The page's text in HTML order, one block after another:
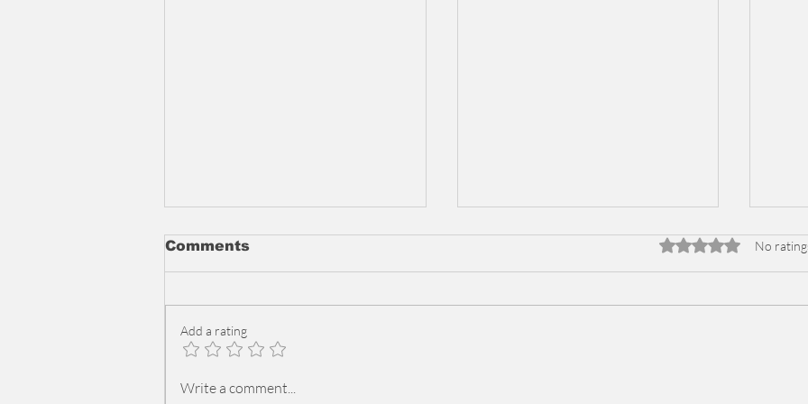
من هيفا وهبي ، نانسي عجرم
Comments Rated 0 out of 5
No
Add a rating
Write a comment...